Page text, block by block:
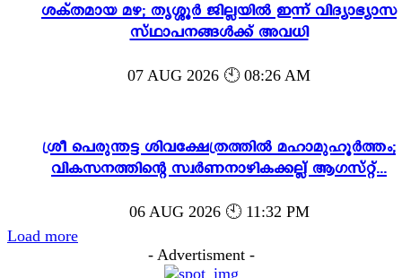
ശക്തമായ മഴ; തൃശ്ശൂർ ജില്ലയിൽ ഇന്ന് വിദ്യാഭ്യാസ
സ്ഥാപനങ്ങൾക്ക് അവധി
07 AUG 2026 🕙 08:26 AM
ശ്രീ പെരുന്തട്ട ശിവക്ഷേത്രത്തിൽ മഹാമുഹൂർത്തം;
വികസനത്തിന്റെ സ്വർണനാഴികക്കല്ല് ആഗസ്റ്റ്...
06 AUG 2026 🕙 11:32 PM
Load more
- Advertisment -